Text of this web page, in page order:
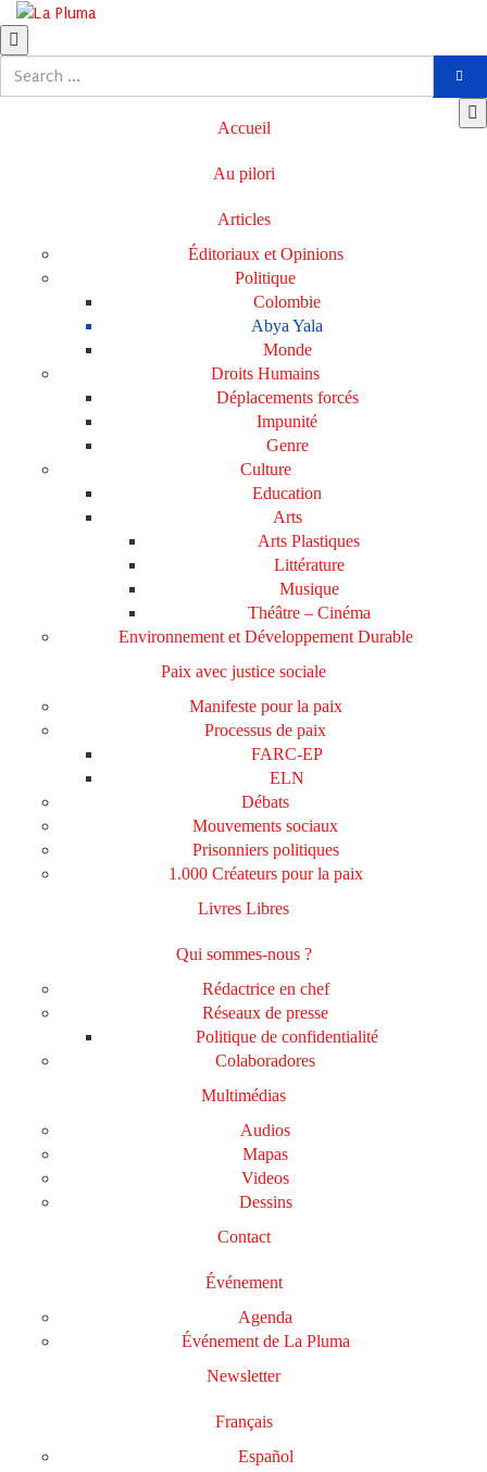
Accueil
Au pilori
Articles
Éditoriaux et Opinions
Politique
Colombie
Abya Yala
Monde
Droits Humains
Déplacements forcés
Impunité
Genre
Culture
Education
Arts
Arts Plastiques
Littérature
Musique
Théâtre – Cinéma
Environnement et Développement Durable
Paix avec justice sociale
Manifeste pour la paix
Processus de paix
FARC-EP
ELN
Débats
Mouvements sociaux
Prisonniers politiques
1.000 Créateurs pour la paix
Livres Libres
Qui sommes-nous ?
Rédactrice en chef
Réseaux de presse
Politique de confidentialité
Colaboradores
Multimédias
Audios
Mapas
Videos
Dessins
Contact
Événement
Agenda
Événement de La Pluma
Newsletter
Français
Español